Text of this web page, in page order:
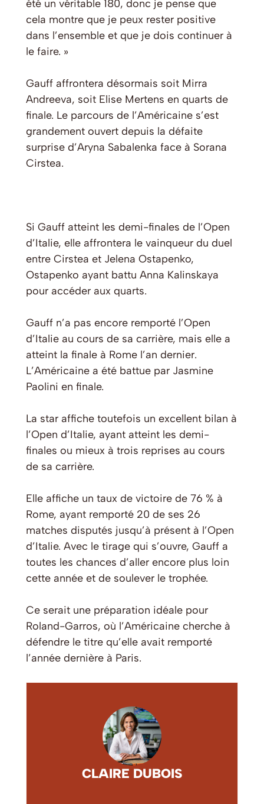
été un véritable 180, donc je pense que
cela montre que je peux rester positive
dans l’ensemble et que je dois continuer à
le faire. »
Gauff affrontera désormais soit Mirra
Andreeva, soit Elise Mertens en quarts de
finale. Le parcours de l’Américaine s’est
grandement ouvert depuis la défaite
surprise d’Aryna Sabalenka face à Sorana
Cirstea.
Si Gauff atteint les demi-finales de l’Open
d’Italie, elle affrontera le vainqueur du duel
entre Cirstea et Jelena Ostapenko,
Ostapenko ayant battu Anna Kalinskaya
pour accéder aux quarts.
Gauff n’a pas encore remporté l’Open
d’Italie au cours de sa carrière, mais elle a
atteint la finale à Rome l’an dernier.
L’Américaine a été battue par Jasmine
Paolini en finale.
La star affiche toutefois un excellent bilan à
l’Open d’Italie, ayant atteint les demi-
finales ou mieux à trois reprises au cours
de sa carrière.
Elle affiche un taux de victoire de 76 % à
Rome, ayant remporté 20 de ses 26
matches disputés jusqu’à présent à l’Open
d’Italie. Avec le tirage qui s’ouvre, Gauff a
toutes les chances d’aller encore plus loin
cette année et de soulever le trophée.
Ce serait une préparation idéale pour
Roland-Garros, où l’Américaine cherche à
défendre le titre qu’elle avait remporté
l’année dernière à Paris.
CLAIRE DUBOIS